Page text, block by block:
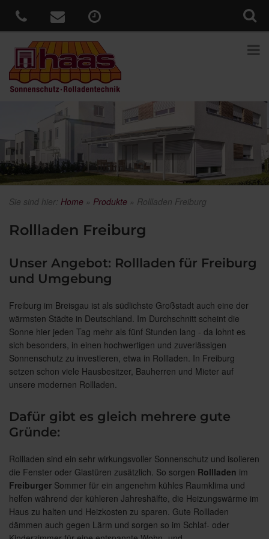
Sie sind hier: Home » Produkte » Rollladen Freiburg
Rollladen Freiburg
Unser Angebot: Rollladen für Freiburg
und Umgebung
Freiburg im Breisgau ist als südlichste Großstadt auch eine der
wärmsten Städte in Deutschland. Im Durchschnitt scheint die
Sonne hier jeden Tag mehr als fünf Stunden lang - da lohnt es
sich besonders, in einen hochwertigen und zuverlässigen
Sonnenschutz zu investieren, etwa in Rollladen. In Freiburg
setzen schon viele Hausbesitzer, Bauherren und Mieter auf
unsere modernen Rollladen.
Dafür gibt es gleich mehrere gute
Gründe:
Rollladen sind ein sehr wirkungsvoller Sonnenschutz und isolieren
die Fenster oder Glastüren zusätzlich. So sorgen Rollladen im
Freiburger Sommer für ein angenehm kühles Raumklima und
helfen während der kühleren Jahreshälfte, die Heizungswärme im
Haus zu halten und Heizkosten zu sparen. Gute Rollladen
dämmen auch gegen Lärm und sorgen so im Schlaf- oder